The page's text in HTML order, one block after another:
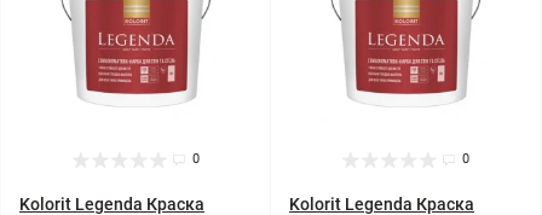
0
Kolorit Legenda Краска
0
Kolorit Legenda Краска